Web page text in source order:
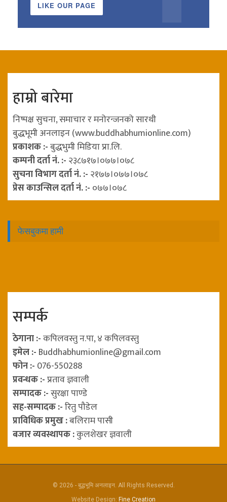
LIKE OUR PAGE
हाम्रो बारेमा
निष्पक्ष सुचना, समाचार र मनोरन्जनको सारथी
बुद्धभूमी अनलाइन (www.buddhabhumionline.com)
प्रकाशक :-बुद्धभुमी मिडिया प्रा.लि.
कम्पनी दर्ता नं. :- २३८७१७।०७७।०७८
सुचना विभाग दर्ता नं. :- २१७७।०७७।०७८
प्रेस काउन्सिल दर्ता नं. :- ०७७।०७८
फेसबुकमा हामी
सम्पर्क
ठेगाना :-कपिलवस्तु न.पा, ४ कपिलवस्तु
इमेल :- Buddhabhumionline@gmail.com
फोन :- 076-550288
प्रवन्धक :-प्रताव ज्ञवाली
सम्पादक :-सुरक्षा पाण्डे
सह-सम्पादक :-रितु पौडेल
प्राविधिक प्रमुख :बलिराम पासी
बजार व्यवस्थापक :कुलशेखर ज्ञवाली
© 2026 - बुद्धभूमि अनलाइन. All Rights Reserved.
Website Design: Fine Creation